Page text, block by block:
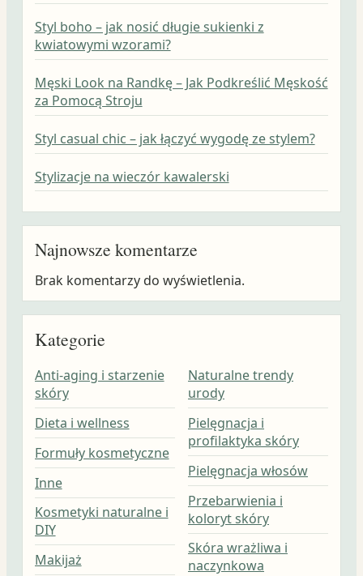
Styl boho – jak nosić długie sukienki z
kwiatowymi wzorami?
Męski Look na Randkę – Jak Podkreślić Męskość
za Pomocą Stroju
Styl casual chic – jak łączyć wygodę ze stylem?
Stylizacje na wieczór kawalerski
Najnowsze komentarze
Brak komentarzy do wyświetlenia.
Kategorie
Anti-aging i starzenie
skóry
Dieta i wellness
Formuły kosmetyczne
Inne
Kosmetyki naturalne i
DIY
Makijaż
Naturalne trendy
urody
Pielęgnacja i
profilaktyka skóry
Pielęgnacja włosów
Przebarwienia i
koloryt skóry
Skóra wrażliwa i
naczynkowa